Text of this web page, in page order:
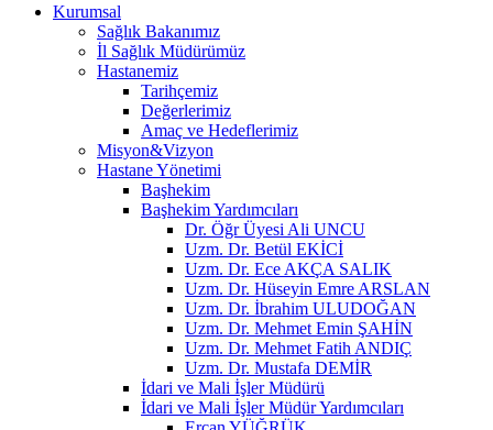
Kurumsal
Sağlık Bakanımız
İl Sağlık Müdürümüz
Hastanemiz
Tarihçemiz
Değerlerimiz
Amaç ve Hedeflerimiz
Misyon&Vizyon
Hastane Yönetimi
Başhekim
Başhekim Yardımcıları
Dr. Öğr Üyesi Ali UNCU
Uzm. Dr. Betül EKİCİ
Uzm. Dr. Ece AKÇA SALIK
Uzm. Dr. Hüseyin Emre ARSLAN
Uzm. Dr. İbrahim ULUDOĞAN
Uzm. Dr. Mehmet Emin ŞAHİN
Uzm. Dr. Mehmet Fatih ANDIÇ
Uzm. Dr. Mustafa DEMİR
İdari ve Mali İşler Müdürü
İdari ve Mali İşler Müdür Yardımcıları